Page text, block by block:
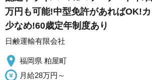
万円も可能!中型免許があればOK!
少なめ!60歳定年制度あり
日鹸運輸有限会社
福岡県 粕屋町
月給28万円～